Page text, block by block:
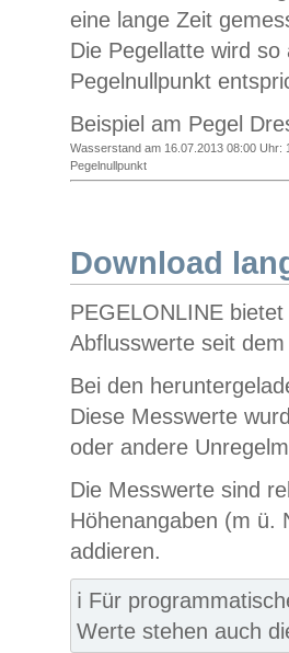
eine lange Zeit
Die Pegellatte wird
Pegelnullpunkt
Beispiel am Pegel
Wasserstand am 16.07.2013 08:00 Uhr:
Pegelnullpunkt
Download
PEGELONLINE
Abflusswerte seit
Bei den
Diese Messwerte
oder andere
Die Messwerte sind
Höhenangaben (m ü.
addieren.
ℹ️ Für
Werte stehen auch